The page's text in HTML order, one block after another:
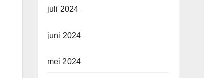
juli 2024
juni 2024
mei 2024